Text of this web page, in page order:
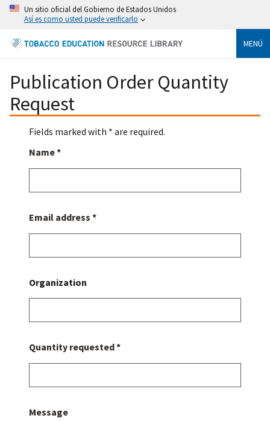
Un sitio oficial del Gobierno de Estados Unidos
Así es como usted puede verificarlo
MENÚ
Publication Order Quantity
Request
Fields marked with * are required.
Name *
Email address *
Organization
Quantity requested *
Message